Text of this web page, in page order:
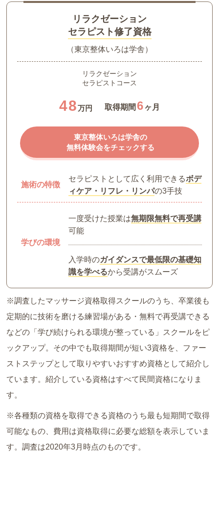
リラクゼーション
セラピスト修了資格
（東京整体いろは学舎）
リラクゼーション
セラピストコース
48万円 取得期間 6ヶ月
東京整体いろは学舎の
無料体験会をチェックする
施術の特徴
セラピストとして広く利用できるボデ
ィケア・リフレ・リンパの3手技
学びの環境
一度受けた授業は無期限無料で再受講
可能
入学時のガイダンスで最低限の基礎知
識を学べるから受講がスムーズ
※調査したマッサージ資格取得スクールのうち、卒業後も
定期的に技術を磨ける練習場がある・無料で再受講できる
などの「学び続けられる環境が整っている」スクールをピ
ックアップ。その中でも取得期間が短い3資格を、ファー
ストステップとして取りやすいおすすめ資格として紹介し
ています。紹介している資格はすべて民間資格になりま
す。
※各種類の資格を取得できる資格のうち最も短期間で取得
可能なもの、費用は資格取得に必要な総額を表示していま
す。調査は2020年3月時点のものです。